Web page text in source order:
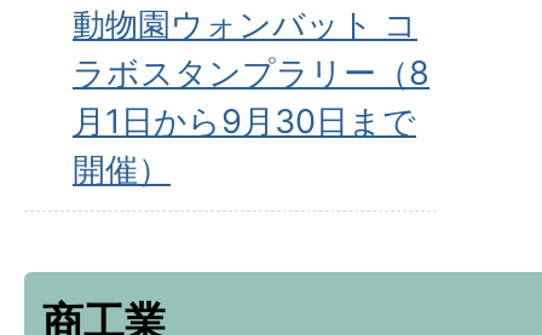
動物園ウォンバット コ
ラボスタンプラリー（8
月1日から9月30日まで
開催）
商工業